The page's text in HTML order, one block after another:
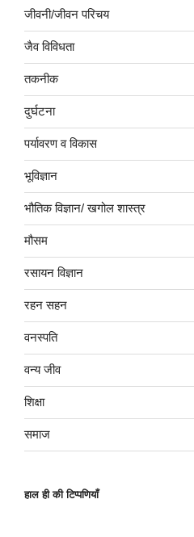
जीवनी/जीवन परिचय
जैव विविधता
तकनीक
दुर्घटना
पर्यावरण व विकास
भूविज्ञान
भौतिक विज्ञान/ खगोल शास्त्र
मौसम
रसायन विज्ञान
रहन सहन
वनस्पति
वन्य जीव
शिक्षा
समाज
हाल ही की टिप्पणियाँ